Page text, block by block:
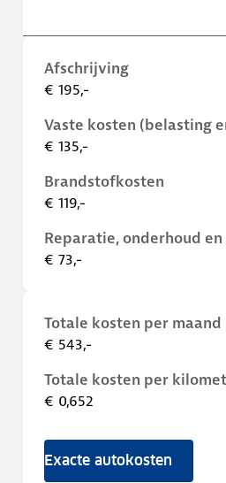
Afschrijving
€ 195,-
Vaste kosten (belasting
€ 135,-
Brandstofkosten
€ 119,-
Reparatie, onderhoud
€ 73,-
Totale kosten per maand
€ 543,-
Totale kosten per
€ 0,652
Exacte autokosten